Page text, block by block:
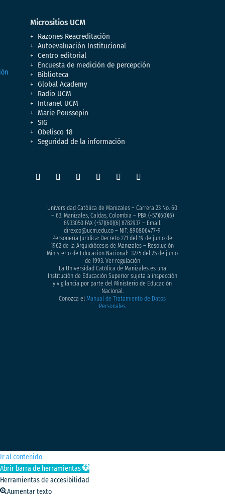
Micrositios UCM
Razones Reacreditación
Autoevaluación Institucional
Centro editorial
Encuesta de medición de percepción
Biblioteca
Global Academy
Radio UCM
Intranet UCM
Marie Poussepin
SIG
Obelisco 18
Seguridad de la información
Universidad Católica de Manizales – Carrera 23 No. 60
– 63. Manizales, Caldas, Colombia – PBX (+57)(60)(6)
8933050FAX (+57)(60)(6) 8782937 – Email.
direxco@ucm.edu.co – NIT: 890806477-9
Personería Jurídica: Decreto 271 del 19 de junio de
1962 de la Arquidiócesis de Manizales – Resolución
Ministerio de Educación Nacional: 3275 del 25 de junio
de 1993. Ver regulación
La Universidad Católica de Manizales es una
Institución de Educación Superior sujeta a inspección
y vigilancia por parte del Ministerio de Educación
Nacional.
Conozca elManual de Tratamiento de Datos
Personales
Ir al contenido
Abrir barra de herramientas
Herramientas de accesibilidad
Aumentar texto